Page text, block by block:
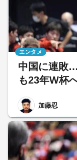
中国に連敗
も23年W杯
加藤忍
エンタメ